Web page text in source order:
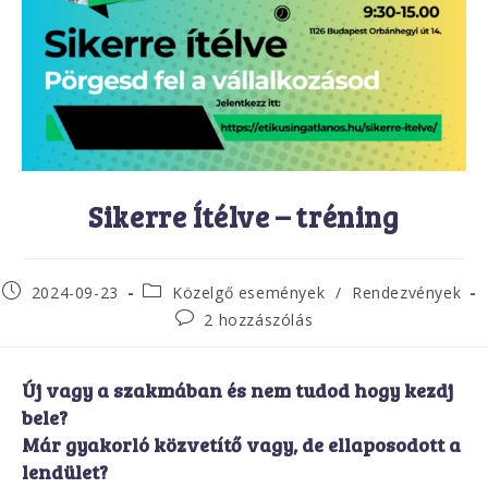
Sikerre Ítélve – tréning
Post2024-09-23
Post
category:
Közelgő események / Rendezvények
Post2 hozzászólás
Új vagy a szakmában és nem tudod hogy kezdj
bele?
Már gyakorló közvetítő vagy, de ellaposodott a
lendület?